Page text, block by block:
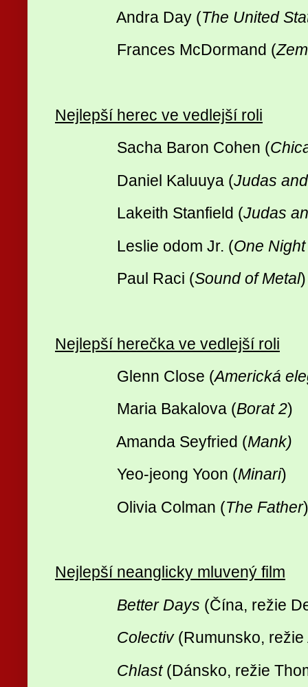
Andra Day (The United
Frances McDormand (
Nejlepší herec ve vedlejší roli
Sacha Baron Cohen (
Daniel Kaluuya (Judas
Lakeith Stanfield (Judas
Leslie odom Jr. (One
Paul Raci (Sound of Metal)
Nejlepší herečka ve vedlejší roli
Glenn Close (Americká
Maria Bakalova (Borat 2)
Amanda Seyfried (Mank)
Yeo-jeong Yoon (Minari)
Olivia Colman (The Father)
Nejlepší neanglicky mluvený film
Better Days (Čína, režie
Colectiv(Rumunsko, režie
Chlast (Dánsko, režie